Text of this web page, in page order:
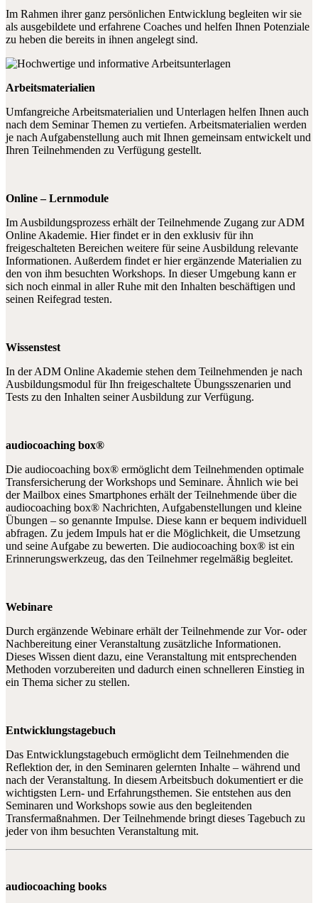
Im Rahmen ihrer ganz persönlichen Entwicklung begleiten wir sie
als ausgebildete und erfahrene Coaches und helfen Ihnen Potenziale
zu heben die bereits in ihnen angelegt sind.
Arbeitsmaterialien
Umfangreiche Arbeitsmaterialien und Unterlagen helfen Ihnen auch
nach dem Seminar Themen zu vertiefen. Arbeitsmaterialien werden
je nach Aufgabenstellung auch mit Ihnen gemeinsam entwickelt und
Ihren Teilnehmenden zu Verfügung gestellt.
Online – Lernmodule
Im Ausbildungsprozess erhält der Teilnehmende Zugang zur ADM
Online Akademie. Hier findet er in den exklusiv für ihn
freigeschalteten Bereichen weitere für seine Ausbildung relevante
Informationen. Außerdem findet er hier ergänzende Materialien zu
den von ihm besuchten Workshops. In dieser Umgebung kann er
sich noch einmal in aller Ruhe mit den Inhalten beschäftigen und
seinen Reifegrad testen.
Wissenstest
In der ADM Online Akademie stehen dem Teilnehmenden je nach
Ausbildungsmodul für Ihn freigeschaltete Übungsszenarien und
Tests zu den Inhalten seiner Ausbildung zur Verfügung.
audiocoaching box®
Die audiocoaching box® ermöglicht dem Teilnehmenden optimale
Transfersicherung der Workshops und Seminare. Ähnlich wie bei
der Mailbox eines Smartphones erhält der Teilnehmende über die
audiocoaching box® Nachrichten, Aufgabenstellungen und kleine
Übungen – so genannte Impulse. Diese kann er bequem individuell
abfragen. Zu jedem Impuls hat er die Möglichkeit, die Umsetzung
und seine Aufgabe zu bewerten. Die audiocoaching box® ist ein
Erinnerungswerkzeug, das den Teilnehmer regelmäßig begleitet.
Webinare
Durch ergänzende Webinare erhält der Teilnehmende zur Vor- oder
Nachbereitung einer Veranstaltung zusätzliche Informationen.
Dieses Wissen dient dazu, eine Veranstaltung mit entsprechenden
Methoden vorzubereiten und dadurch einen schnelleren Einstieg in
ein Thema sicher zu stellen.
Entwicklungstagebuch
Das Entwicklungstagebuch ermöglicht dem Teilnehmenden die
Reflektion der, in den Seminaren gelernten Inhalte – während und
nach der Veranstaltung. In diesem Arbeitsbuch dokumentiert er die
wichtigsten Lern- und Erfahrungsthemen. Sie entstehen aus den
Seminaren und Workshops sowie aus den begleitenden
Transfermaßnahmen. Der Teilnehmende bringt dieses Tagebuch zu
jeder von ihm besuchten Veranstaltung mit.
audiocoaching books